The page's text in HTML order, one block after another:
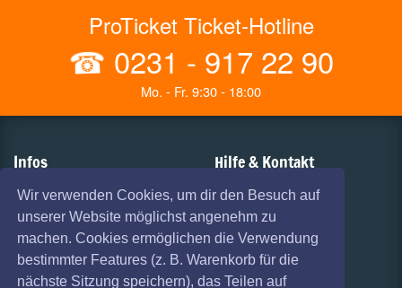
Wir verwenden Cookies, um dir den Besuch auf
unserer Website möglichst angenehm zu
machen. Cookies ermöglichen die Verwendung
bestimmter Features (z. B. Warenkorb für die
nächste Sitzung speichern), das Teilen auf
ProTicket Ticket-Hotline
☎ 0231 - 917 22 90
Mo. - Fr. 9:30 - 18:00
Infos
AGB
Haftungsausschluss
Datenschutz
Hilfe & Kontakt
Vorverkaufsstellen
Versandarten
Zahlungsarten